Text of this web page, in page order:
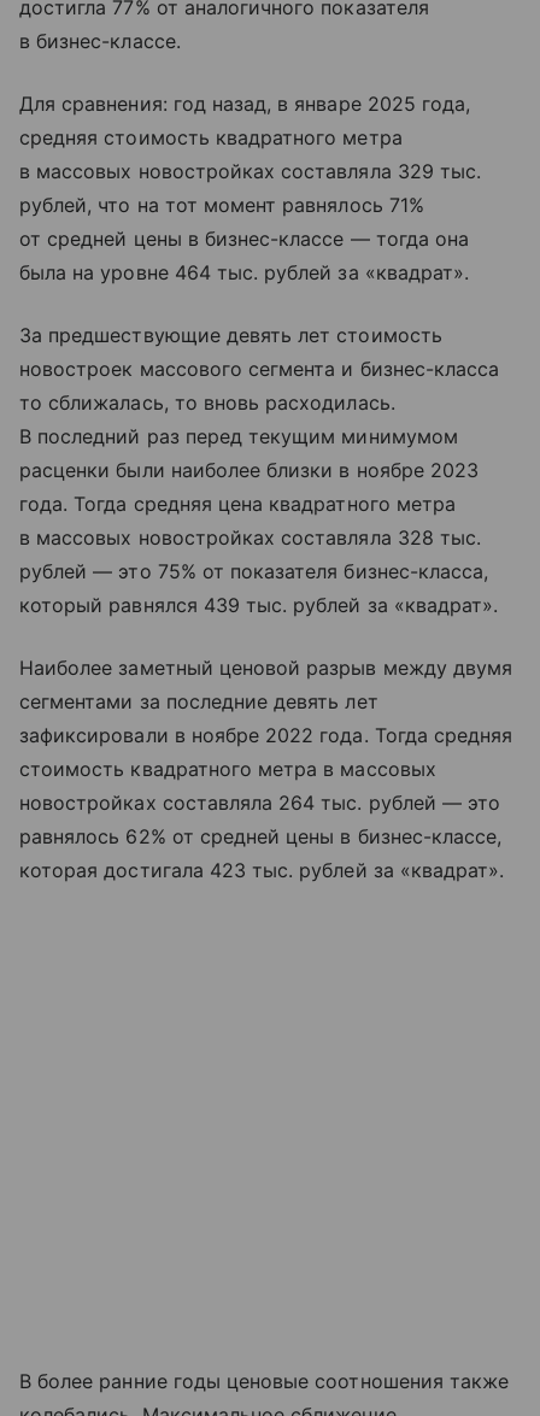
достигла 77% от аналогичного показателя
в бизнес-классе.
Для сравнения: год назад, в январе 2025 года,
средняя стоимость квадратного метра
в массовых новостройках составляла 329 тыс.
рублей, что на тот момент равнялось 71%
от средней цены в бизнес-классе — тогда она
была на уровне 464 тыс. рублей за «квадрат».
За предшествующие девять лет стоимость
новостроек массового сегмента и бизнес-класса
то сближалась, то вновь расходилась.
В последний раз перед текущим минимумом
расценки были наиболее близки в ноябре 2023
года. Тогда средняя цена квадратного метра
в массовых новостройках составляла 328 тыс.
рублей — это 75% от показателя бизнес-класса,
который равнялся 439 тыс. рублей за «квадрат».
Наиболее заметный ценовой разрыв между двумя
сегментами за последние девять лет
зафиксировали в ноябре 2022 года. Тогда средняя
стоимость квадратного метра в массовых
новостройках составляла 264 тыс. рублей — это
равнялось 62% от средней цены в бизнес-классе,
которая достигала 423 тыс. рублей за «квадрат».
В более ранние годы ценовые соотношения также